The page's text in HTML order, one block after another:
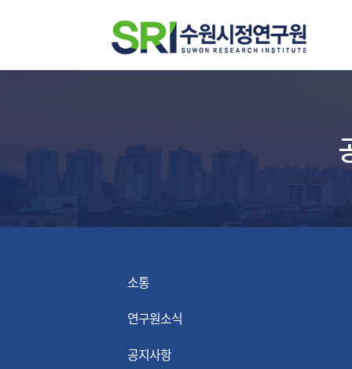
소통
연구원소식
공지사항